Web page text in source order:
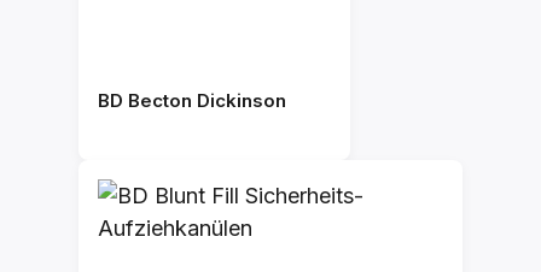
BD Becton Dickinson